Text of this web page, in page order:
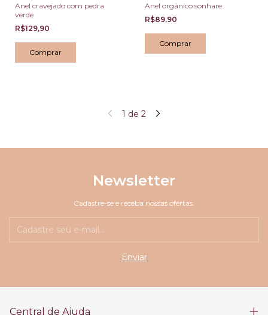
Anel cravejado com pedra
verde
R$129,90
Anel orgânico sonhare
R$89,90
Comprar
1 de 2
Newsletter
Cadastre-se e receba nossas ofertas.
Central de Ajuda